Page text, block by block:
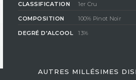
CLASSIFICATION 1er Cru
COMPOSITION 100% Pinot Noir
DEGRÉ D'ALCOOL 13%
AUTRES MILLÉSIMES